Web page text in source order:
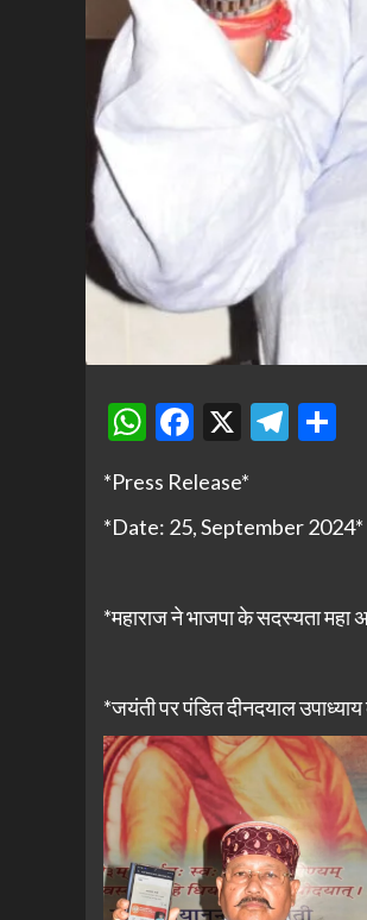
WhatsApp
Facebook
X
*Press Release*
*Date: 25, September 2024*
*महाराज ने भाजपा के सदस्यता महा
*जयंती पर पंडित दीनदयाल